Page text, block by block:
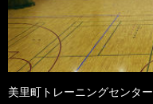
美里町トレーニングセンター